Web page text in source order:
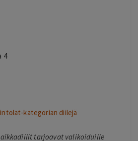
4
kategorian diilejä
tarjoavat valikoiduille